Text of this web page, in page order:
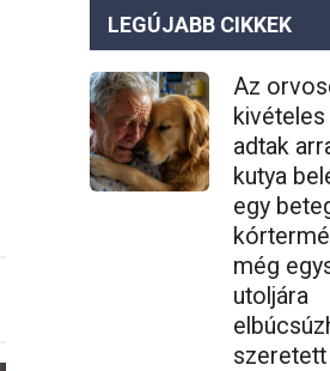
LEGÚJABB CIKKEK
Az
adtak
kutya
egy
még
utoljára
szeretett